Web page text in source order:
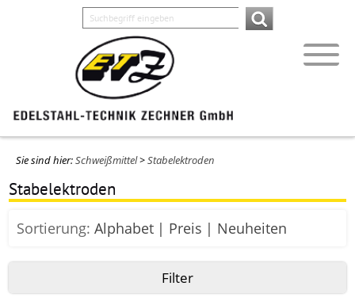
Sie sind hier:Schweißmittel>Stabelektroden
Stabelektroden
Sortierung: Alphabet Preis Neuheiten
Filter